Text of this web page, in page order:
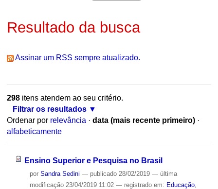
Resultado da busca
Assinar um RSS sempre atualizado.
298itens atendem ao seu critério.
Filtrar os resultados
Ordenar por relevância · data (mais recente primeiro) ·
alfabeticamente
Ensino Superior e Pesquisa no Brasil
por Sandra Sedini — publicado28/02/2019 — última
modificação23/04/2019 11:02 — registrado em: Educação,